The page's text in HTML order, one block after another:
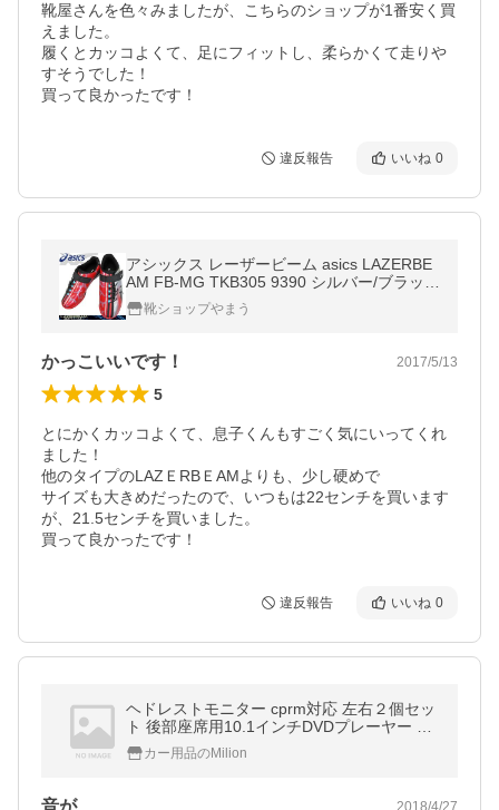
靴屋さんを色々みましたが、こちらのショップが1番安く買
えました。
履くとカッコよくて、足にフィットし、柔らかくて走りや
すそうでした！
買って良かったです！
違反報告 いいね 0
アシックス レーザービーム asics LAZERBE
AM FB-MG TKB305 9390 シルバー/ブラック
ジュニア スニーカー トレーニングシューズ
マルチパーパスモデル TKB-305
靴ショップやまう
かっこいいです！ 2017/5/13
5
とにかくカッコよくて、息子くんもすごく気にいってくれ
ました！
他のタイプのLAZＥRBＥAMよりも、少し硬めで
サイズも大きめだったので、いつもは22センチを買います
が、21.5センチを買いました。
買って良かったです！
違反報告 いいね 0
ヘドレストモニター cprm対応 左右２個セッ
ト 後部座席用10.1インチDVDプレーヤー ス
ピーカー内蔵 ヘッドホン無料付き 取り付
け簡単(C1100AJ)1年保証
カー用品のMilion
音が… 2018/4/27